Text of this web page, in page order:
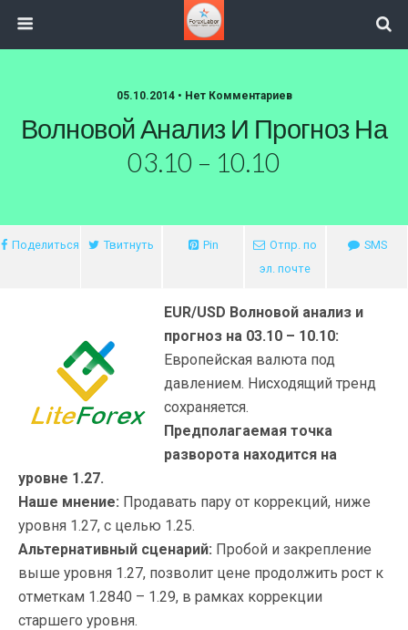
05.10.2014 • Нет Комментариев
Волновой Анализ И Прогноз На
03.10 – 10.10
Поделиться Твитнуть Pin
Отпр. по
эл. почте
SMS
EUR/USD Волновой анализ и
прогноз на 03.10 – 10.10:
Европейская валюта под
давлением. Нисходящий тренд
сохраняется.
Предполагаемая точка
разворота находится на
уровне 1.27.
Наше мнение: Продавать пару от коррекций, ниже
уровня 1.27, с целью 1.25.
Альтернативный сценарий: Пробой и закрепление
выше уровня 1.27, позволит цене продолжить рост к
отметкам 1.2840 – 1.29, в рамках коррекции
старшего уровня.